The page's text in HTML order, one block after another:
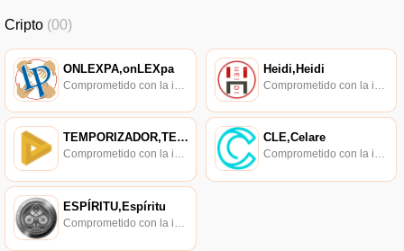
Cripto (00)
ONLEXPA,onLEXpa Heidi,Heidi
TEMPORIZADOR,TEMPORIZADOR
Comprometido con la investigación de políticas en los campos de las nuevas finanzas, las finanzas internacionales y los mercados financieros.
CLE,Celare
Comprometido con la investigación de políticas en los campos de las nuevas finanzas, las finanzas internacionales y los mercados financieros.
ESPÍRITU,Espíritu
Comprometido con la investigación de políticas en los campos de las nuevas finanzas, las finanzas internacionales y los mercados financieros.